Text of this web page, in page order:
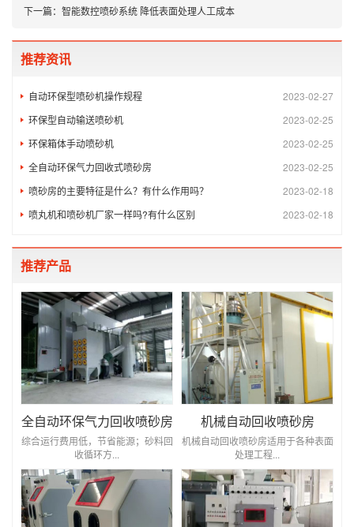
下一篇： 智能数控喷砂系统 降低表面处理人工成本
推荐资讯
2023-02-27
自动环保型喷砂机操作规程
2023-02-25
环保型自动输送喷砂机
2023-02-25
环保箱体手动喷砂机
2023-02-25
全自动环保气力回收式喷砂房
2023-02-18
喷砂房的主要特征是什么？有什么作用吗？
2023-02-18
喷丸机和喷砂机厂家一样吗?有什么区别
推荐产品
全自动环保气力回收喷砂房
综合运行费用低，节省能源；砂料回
收循环方...
机械自动回收喷砂房
机械自动回收喷砂房适用于各种表面
处理工程...